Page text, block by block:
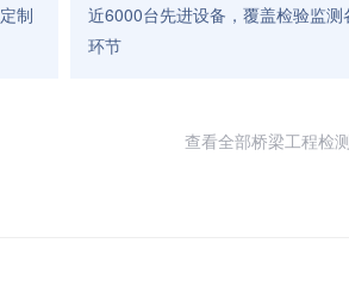
制
近6000台先进设备，覆盖检验监测
环节
查看全部桥梁工程检